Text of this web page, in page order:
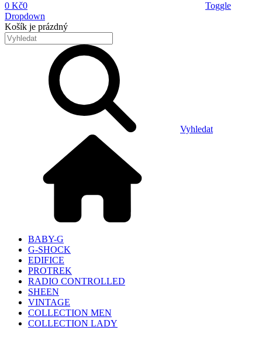
0 Kč0
Toggle
Dropdown
Košík je prázdný
Vyhledat
BABY-G
G-SHOCK
EDIFICE
PROTREK
RADIO CONTROLLED
SHEEN
VINTAGE
COLLECTION MEN
COLLECTION LADY